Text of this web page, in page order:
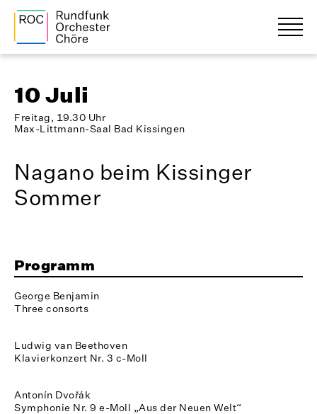
10 Juli
Freitag, 19.30 Uhr
Max-Littmann-Saal Bad Kissingen
Nagano beim Kissinger
Sommer
Programm
George Benjamin
Three consorts
Ludwig van Beethoven
Klavierkonzert Nr. 3 c-Moll
Antonín Dvořák
Symphonie Nr. 9 e-Moll „Aus der Neuen Welt“